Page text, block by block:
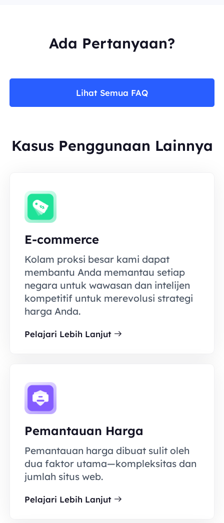
Ada Pertanyaan?
Lihat Semua FAQ
Kasus Penggunaan Lainnya
E-commerce
Kolam proksi besar kami dapat
membantu Anda memantau setiap
negara untuk wawasan dan intelijen
kompetitif untuk merevolusi strategi
harga Anda.
Pelajari Lebih Lanjut
Pemantauan Harga
Pemantauan harga dibuat sulit oleh
dua faktor utama—kompleksitas dan
jumlah situs web.
Pelajari Lebih Lanjut